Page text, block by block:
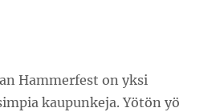
Hammerfest on yksi
kaupunkeja. Yötön yö